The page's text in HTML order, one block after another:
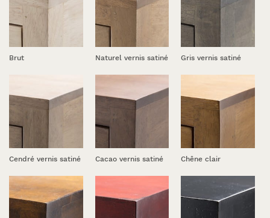
Brut Naturel vernis satiné Gris vernis satiné
Cendré vernis satiné Cacao vernis satiné Chêne clair